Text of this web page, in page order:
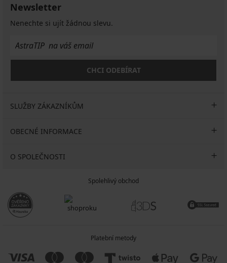
Newsletter
Nenechte si ujít žádnou slevu.
CHCI ODEBÍRAT
SLUŽBY ZÁKAZNÍKŮM
OBECNÉ INFORMACE
O SPOLEČNOSTI
Spolehlivý obchod
Platební metody